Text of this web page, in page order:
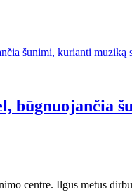
būgnuojančia
centre. Ilgus metus